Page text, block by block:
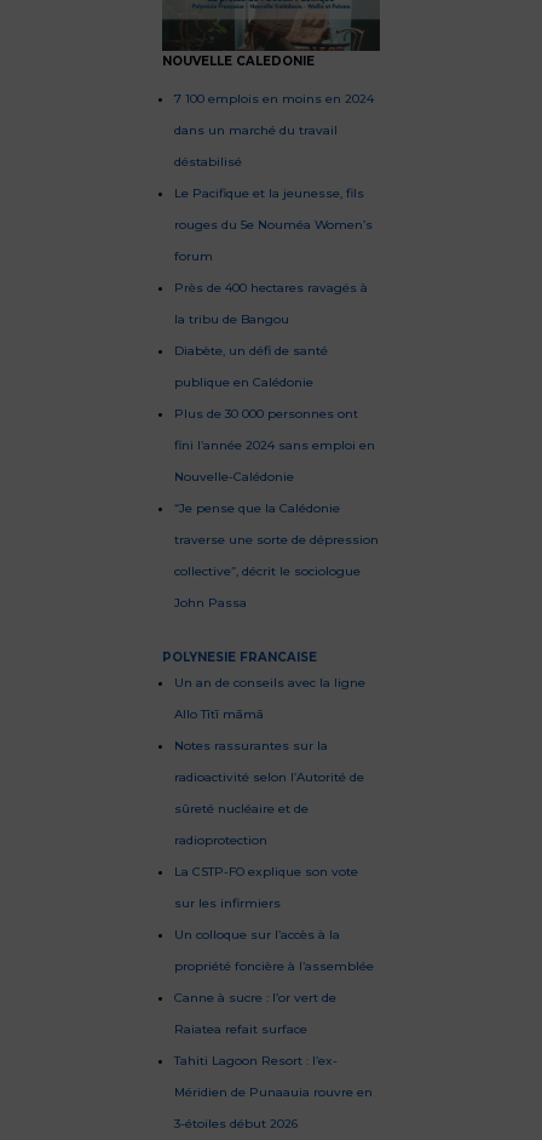
NOUVELLE CALEDONIE
7 100 emplois en moins en 2024
dans un marché du travail
déstabilisé
Le Pacifique et la jeunesse, fils
rouges du 5e Nouméa Women’s
forum
Près de 400 hectares ravagés à
la tribu de Bangou
Diabète, un défi de santé
publique en Calédonie
Plus de 30 000 personnes ont
fini l’année 2024 sans emploi en
Nouvelle-Calédonie
“Je pense que la Calédonie
traverse une sorte de dépression
collective”, décrit le sociologue
John Passa
POLYNESIE FRANCAISE
​Un an de conseils avec la ligne
Allo Tītī māmā
​Notes rassurantes sur la
radioactivité selon l’Autorité de
sûreté nucléaire et de
radioprotection
​La CSTP-FO explique son vote
sur les infirmiers
​Un colloque sur l’accès à la
propriété foncière à l’assemblée
Canne à sucre : l’or vert de
Raiatea refait surface
Tahiti Lagoon Resort : l’ex-
Méridien de Punaauia rouvre en
3-étoiles début 2026